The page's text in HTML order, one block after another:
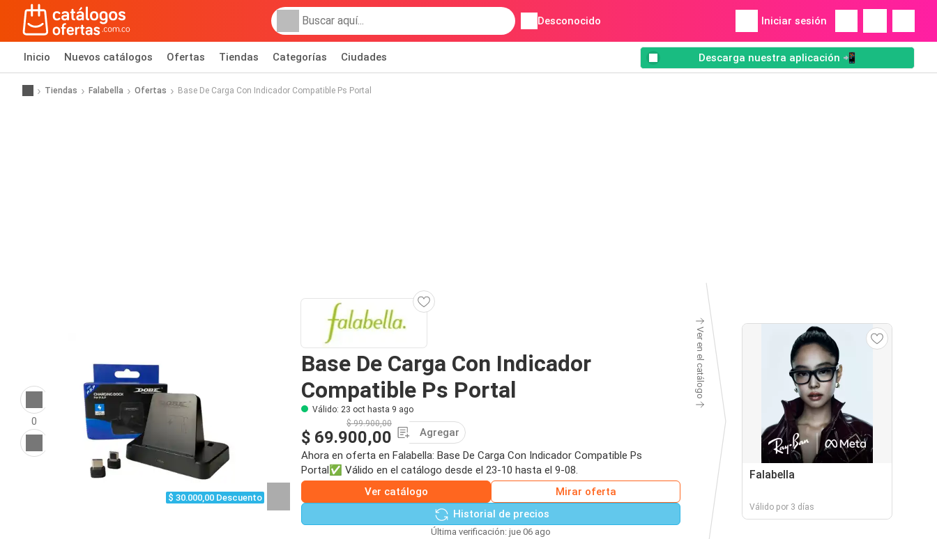
Desconocido Iniciar sesión
Inicio Nuevos catálogos Ofertas Tiendas Categorías Ciudades Descarga nuestra aplicación 📲
Tiendas Falabella Ofertas Base De Carga Con Indicador Compatible Ps Portal
0
$ 30.000,00 Descuento
Base De Carga Con Indicador
Compatible Ps Portal
Válido: 23 oct hasta 9 ago
$ 99.900,00
$ 69.900,00
Agregar
Ahora en oferta en Falabella: Base De Carga Con Indicador Compatible Ps
Portal✅ Válido en el catálogo desde el 23-10 hasta el 9-08.
Ver catálogo
Mirar oferta
Historial de precios
Última verificación: jue 06 ago
Ver en el catálogo
Falabella
Válido por 3 días